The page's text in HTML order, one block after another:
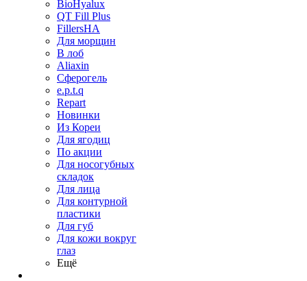
BioHyalux
QT Fill Plus
FillersHA
Для морщин
В лоб
Aliaxin
Сферогель
e.p.t.q
Repart
Новинки
Из Кореи
Для ягодиц
По акции
Для носогубных
складок
Для лица
Для контурной
пластики
Для губ
Для кожи вокруг
глаз
Ещё